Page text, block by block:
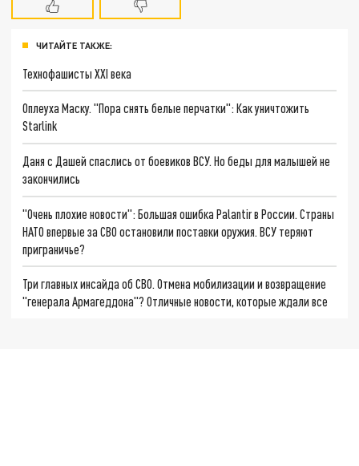
ЧИТАЙТЕ ТАКЖЕ:
Технофашисты XXI века
Оплеуха Маску. "Пора снять белые перчатки": Как уничтожить
Starlink
Даня с Дашей спаслись от боевиков ВСУ. Но беды для малышей не
закончились
"Очень плохие новости": Большая ошибка Palantir в России. Страны
НАТО впервые за СВО остановили поставки оружия. ВСУ теряют
приграничье?
Три главных инсайда об СВО. Отмена мобилизации и возвращение
"генерала Армагеддона"? Отличные новости, которые ждали все